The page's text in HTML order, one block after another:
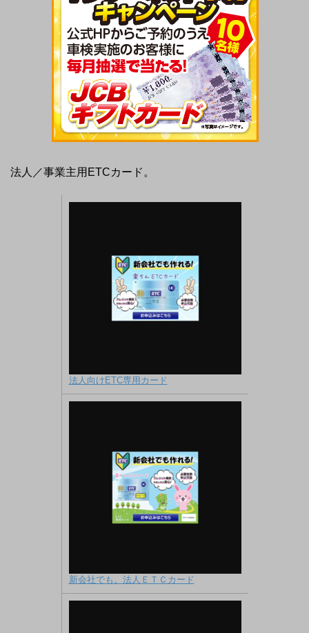
法人／事業主用ETCカード。
法人向けETC専用カード
新会社でも。法人ＥＴＣカード